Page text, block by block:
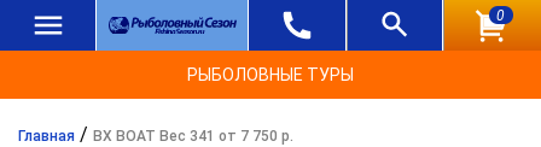
0
РЫБОЛОВНЫЕ ТУРЫ
Главная / BX BOAT Вес 341 от 7 750 р.